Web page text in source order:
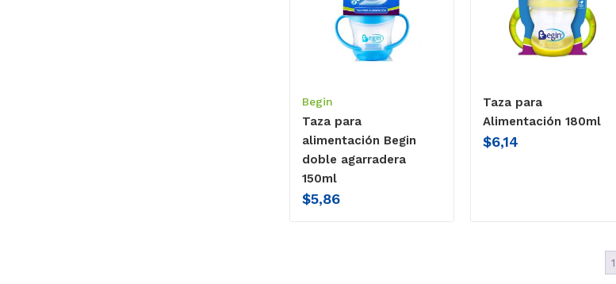
Begin
Taza para
alimentación Begin
doble agarradera
150ml
$5,86
Taza para
Alimentación 180ml
$6,14
1